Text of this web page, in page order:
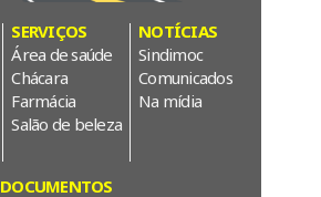
SERVIÇOS
Área de saúde
Chácara
Farmácia
Salão de beleza
NOTÍCIAS
Sindimoc
Comunicados
Na mídia
DOCUMENTOS